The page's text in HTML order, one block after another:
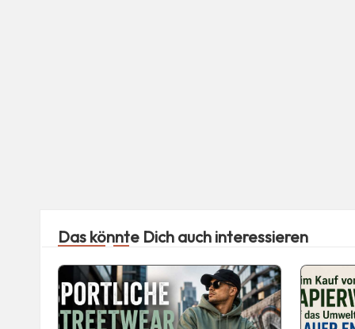
Das könnte Dich auch interessieren